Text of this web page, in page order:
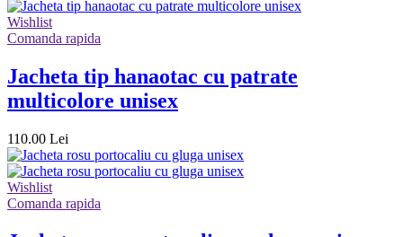
Wishlist
Comanda rapida
Jacheta tip hanaotac cu patrate
multicolore unisex
110.00 Lei
Wishlist
Comanda rapida